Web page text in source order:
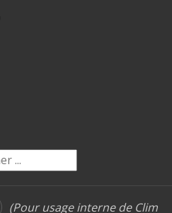
(Pour usage interne de Clim